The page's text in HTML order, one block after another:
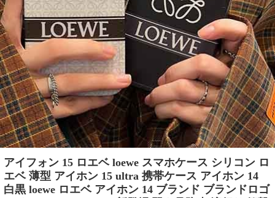
アイフォン 15 ロエベ loewe スマホケース シリコン ロ
エベ 薄型 アイホン 15 ultra 携帯ケース アイホン 14
白黒 loewe ロエベ アイホン 14 ブランド ブランドロゴ